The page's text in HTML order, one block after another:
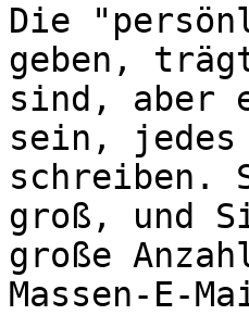
Die
geben,
sind, aber
sein,
schreiben.
groß, und
große
Massen-E-